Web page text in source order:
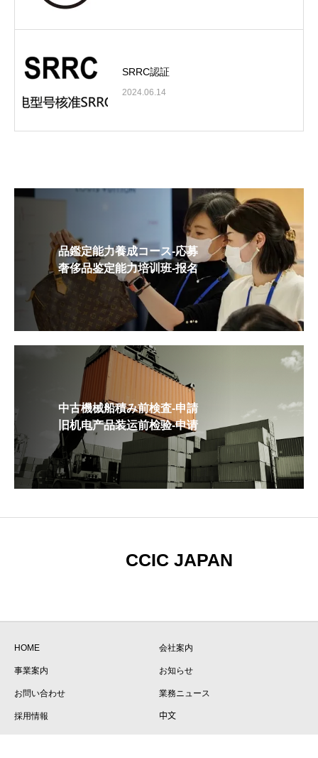
SRRC認証
2024.06.14
品鑑定能力養成コース-応募
奢侈品鉴定能力培训班-报名
中古機械船積み前検査-申請
旧机电产品装运前检验-申请
CCIC JAPAN
HOME 会社案内
事業案内 お知らせ
お問い合わせ 業務ニュース
採用情報 中文